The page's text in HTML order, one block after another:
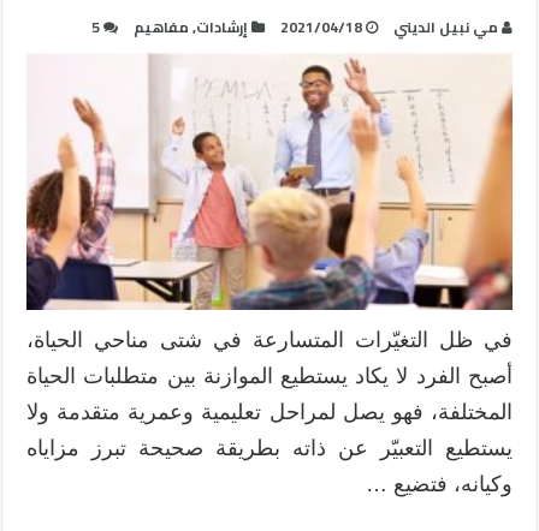
مي نبيل الديني 2021/04/18 إرشادات,مفاهيم 5
في ظل التغيّرات المتسارعة في شتى مناحي الحياة،
أصبح الفرد لا يكاد يستطيع الموازنة بين متطلبات الحياة
المختلفة، فهو يصل لمراحل تعليمية وعمرية متقدمة ولا
يستطيع التعبيّر عن ذاته بطريقة صحيحة تبرز مزاياه
وكيانه، فتضيع …